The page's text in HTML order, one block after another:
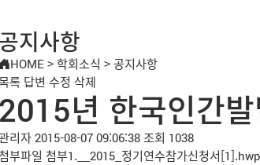
공지사항
HOME>학회소식 >공지사항
록 답변 수정 삭제
2015년 한국인간
리자2015-08-07 09:06:38조회 1038
첨부파일 첨부1.__2015_정기연수참가신청서[1].hwp